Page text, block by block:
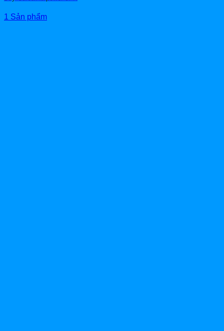
1 Sản phẩm